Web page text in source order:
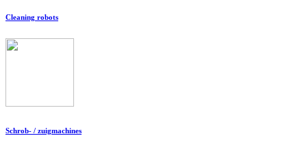
Cleaning robots
Schrob- / zuigmachines